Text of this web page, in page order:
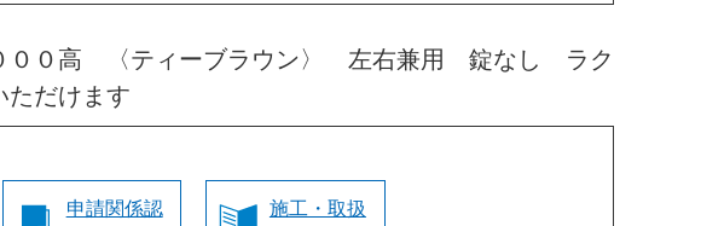
０高 〈ティーブラウン〉 左右兼用 錠なし ラク
ただけます
申請関係認
施工・取扱